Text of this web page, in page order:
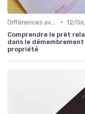
• 12/
Comprendre le prêt
dans le
propriété